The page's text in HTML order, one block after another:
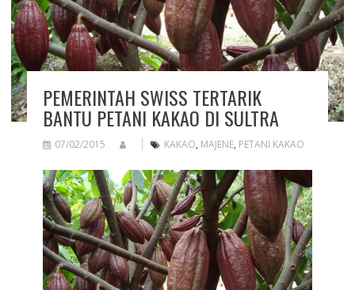
PEMERINTAH SWISS TERTARIK
BANTU PETANI KAKAO DI SULTRA
07/02/2015 KAKAO, MAJENE, PETANI KAKAO